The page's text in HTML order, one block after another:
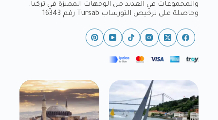
والمجموعات في العديد من الوجهات المميزة في تركيا.
وحاصلة على ترخيص التورساب Tursab رقم 16343